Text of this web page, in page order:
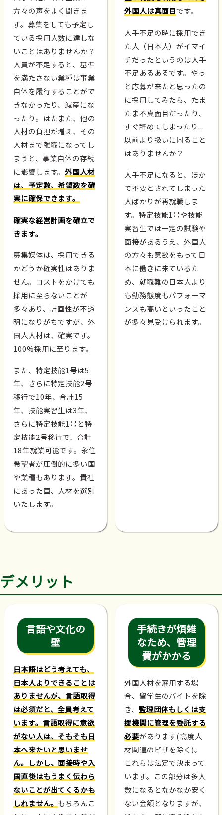
方々の声をよく聞きま
す。募集をしても予定し
ている採用人数に達しな
いことはありませんか？
人員が不足すると、基準
を満たさない業種は事業
自体を履行することがで
きなかったり、減産にな
ったり。はたまた、他の
人材の負担が増え、その
人材まで離職になってし
まうと、事業自体の存続
に影響します。 外国人材
は、予定数、希望数を確
実に確保できます。
確実な経営計画を確立で
きます。
募集媒体は、採用できる
かどうか確実性はありま
せん。コストをかけても
採用に至らないことが
多々あり、計画性が不透
明になりがちですが、外
国人人材は、確実です。
100%採用に至ります。
また、特定技能1号は5
年、さらに特定技能2号
移行で10年、合計15
年、技能実習生は3年、
さらに特定技能1号と特
定技能2号移行で、合計
18年就業可能です。永住
希望者が圧倒的に多い国
や業種もあります。貴社
にあった国、人材を選別
いたします。
外国人は真面目です。
人手不足の時に採用でき
た人（日本人）がイマイ
チだったというのは人手
不足あるあるです。やっ
と応募が来たと思ったの
に採用してみたら、たま
たま不真面目だったり、
すぐ辞めてしまったり...
以前より扱いに困ること
はありませんか？
人手不足になると、ほか
で不要とされてしまった
人ばかりが再就職しま
す。特定技能1号や技能
実習生では一定の試験や
面接があるうえ、外国人
の方々も意欲をもって日
本に働きに来ているた
め、就職難の日本人より
も勤務態度もパフォーマ
ンスも高いといったこと
が多々見受けられます。
デメリット
言語や文化の
壁
日本語はどう考えても、
日本人よりできることは
ありませんが、言語取得
は必須だと、全員考えて
います。言語取得に意欲
がない人は、そもそも日
本へ来たいと思いませ
ん。しかし、面接時や入
国直後はもうまく伝わら
ないことが出てくるかも
しれません。 もちろんこ
手続きが煩雑
なため、管理
費がかかる
外国人材を雇用する場
合、留学生のバイトを除
き、 監理団体もしくは支
援機関に管理を委託する
必要があります(高度人
材関連のビザを除く)。
これらは法定で決まって
います。この部分は多人
数になるとなかなか安く
ない金額となりますが、